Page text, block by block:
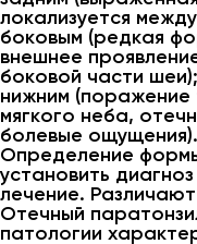
локализуется
боковым (редкая
внешнее
боковой части шеи);
нижним (поражение
мягкого неба,
болевые ощущения).
Определение
установить
лечение.
Отечный
патологии